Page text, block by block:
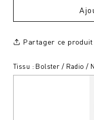
Partager ce produit
Tissu : Bolster / Radio /